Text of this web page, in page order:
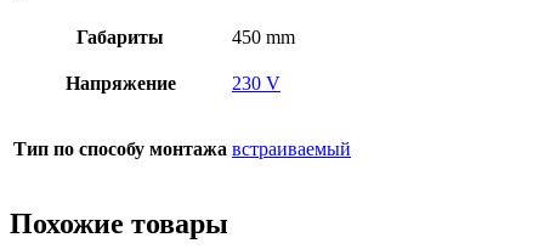
Габариты 450 mm
Напряжение 230 V
Тип по способу монтажа встраиваемый
Похожие товары